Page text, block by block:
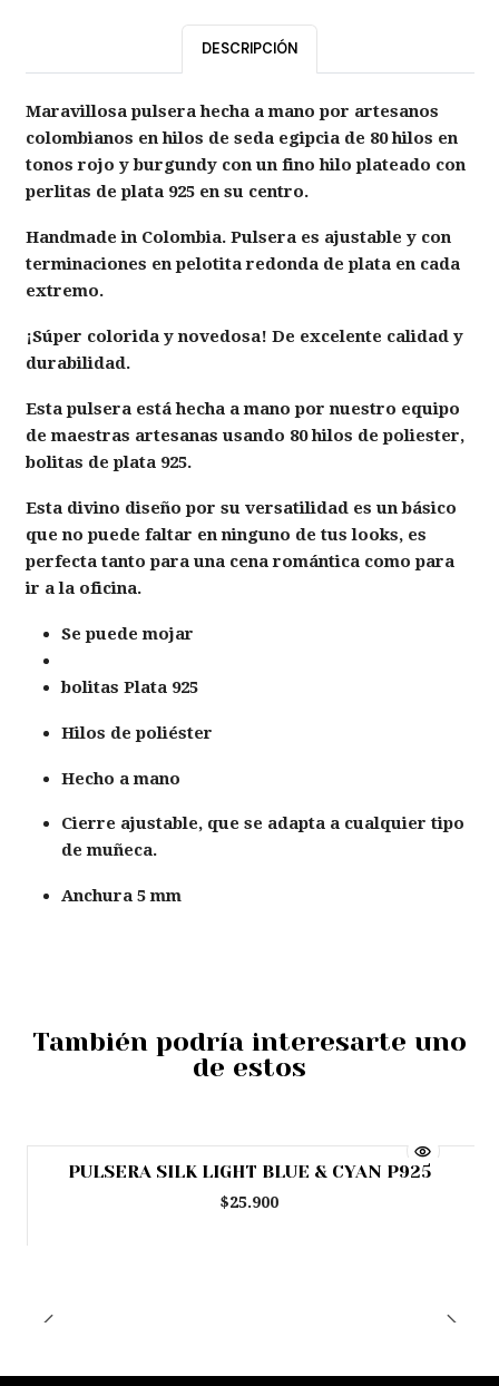
DESCRIPCIÓN
Maravillosa pulsera hecha a mano por artesanos
colombianos en hilos de seda egipcia de 80 hilos en
tonos rojo y burgundy con un fino hilo plateado con
perlitas de plata 925 en su centro.
Handmade in Colombia. Pulsera es ajustable y con
terminaciones en pelotita redonda de plata en cada
extremo.
¡Súper colorida y novedosa! De excelente calidad y
durabilidad.
Esta pulsera está hecha a mano por nuestro equipo
de maestras artesanas usando 80 hilos de poliester,
bolitas de plata 925.
Esta divino diseño por su versatilidad es un básico
que no puede faltar en ninguno de tus looks, es
perfecta tanto para una cena romántica como para
ir a la oficina.
Se puede mojar
bolitas Plata 925
Hilos de poliéster
Hecho a mano
Cierre ajustable, que se adapta a cualquier tipo
de muñeca.
Anchura 5 mm
También podría interesarte uno
de estos
Agotado
PULSERA SILK LIGHT BLUE & CYAN P925
$25.900